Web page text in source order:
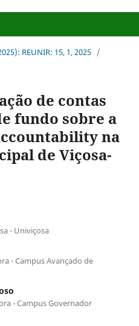
REUNIR: 15, 1, 2025 /
de contas
fundo sobre a
na
de Viçosa-
- Univiçosa
- Campus Avançado de
- Campus Governador